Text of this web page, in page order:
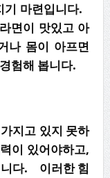
마련입니다.
면이 맛있고 아
나 몸이 아프면
험해 봅니다.
지고 있지 못하
이 있어야하고,
니다. 이러한 힘